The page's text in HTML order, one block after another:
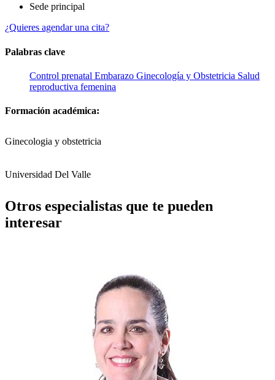
Sede principal
¿Quieres agendar una cita?
Palabras clave
Control prenatal Embarazo Ginecología y Obstetricia Salud
reproductiva femenina
Formación académica:
Ginecologia y obstetricia
Universidad Del Valle
Otros especialistas que te pueden
interesar